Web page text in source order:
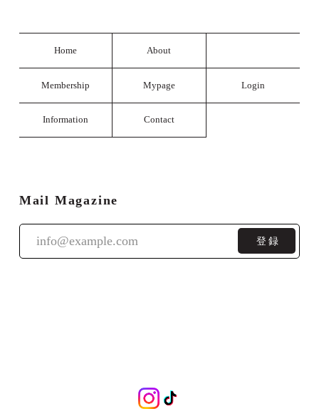
Home About
Membership Mypage Login
Information Contact
Mail Magazine
登録